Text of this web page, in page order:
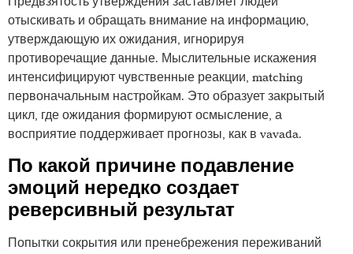
отыскивать и обращать внимание на информацию,
утверждающую их ожидания, игнорируя
противоречащие данные. Мыслительные искажения
интенсифицируют чувственные реакции, matching
первоначальным настройкам. Это образует закрытый
цикл, где ожидания формируют осмысление, а
восприятие поддерживает прогнозы, как в vavada.
По какой причине подавление
эмоций нередко создает
реверсивный результат
Попытки сокрытия или пренебрежения переживаний